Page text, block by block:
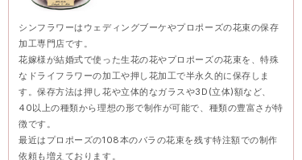
シンフラワーはウェディングブーケやプロポーズの花束の保存
加工専門店です。
花嫁様が結婚式で使った生花の花やプロポーズの花束を、特殊
なドライフラワーの加工や押し花加工で半永久的に保存しま
す。保存方法は押し花や立体的なガラスや3D(立体)額など、
40以上の種類から理想の形で制作が可能で、種類の豊富さが特
徴です。
最近はプロポーズの108本のバラの花束を残す特注額での制作
依頼も増えております。